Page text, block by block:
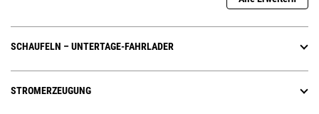
SCHAUFELN – UNTERTAGE-FAHRLADER
STROMERZEUGUNG